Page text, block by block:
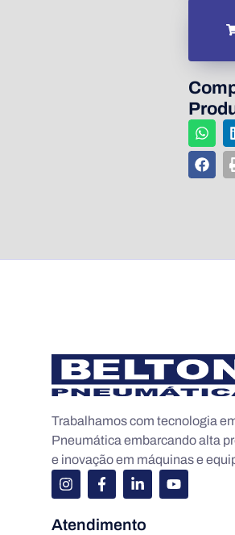
Trabalhamos com tecnologia
Pneumática embarcando alta
e inovação em máquinas e
Atendimento